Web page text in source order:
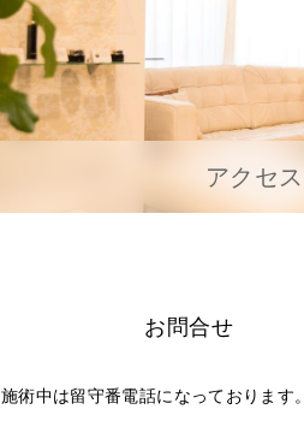
アクセス
お問合せ
施術中は留守番電話になっております。